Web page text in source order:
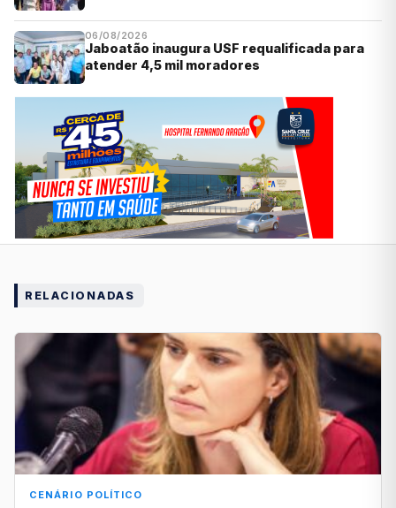
06/08/2026
Jaboatão inaugura USF requalificada para
atender 4,5 mil moradores
RELACIONADAS
CENÁRIO POLÍTICO